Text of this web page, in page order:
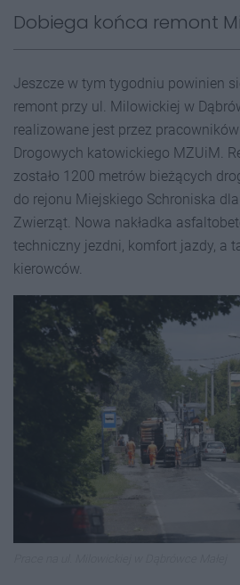
Dobiega końca remont
Jeszcze w tym tygodniu powinien
remont przy ul. Milowickiej w
realizowane jest przez
Drogowych katowickiego MZUiM.
zostało 1200 metrów bieżących
do rejonu Miejskiego Schroniska
Zwierząt. Nowa nakładka
techniczny jezdni, komfort jazdy, a
kierowców.